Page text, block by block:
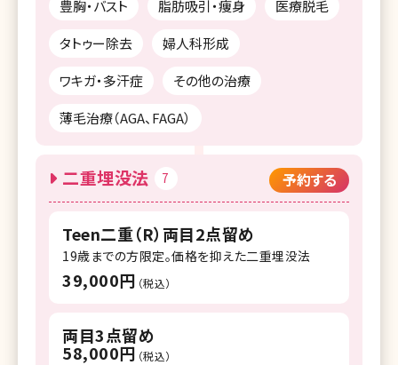
豊胸・バスト
脂肪吸引・痩身
医療脱毛
タトゥー除去
婦人科形成
ワキガ・多汗症
その他の治療
薄毛治療（AGA、FAGA）
二重埋没法 7 予約する
Teen二重（R）両目2点留め
19歳までの方限定。価格を抑えた二重埋没法
39,000円 （税込）
両目3点留め
58,000円 （税込）